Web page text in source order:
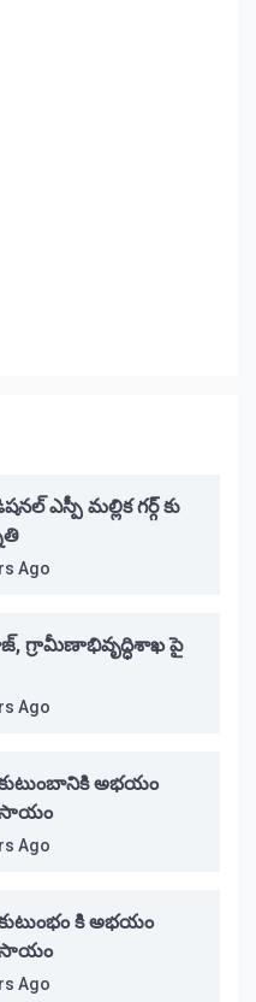
ఎస్పీ మల్లిక గర్గ్ కు
Ago
గ్రామీణాభివృద్ధిశాఖ పై
Ago
అభయం
సాయం
Ago
కి అభయం
సాయం
Ago